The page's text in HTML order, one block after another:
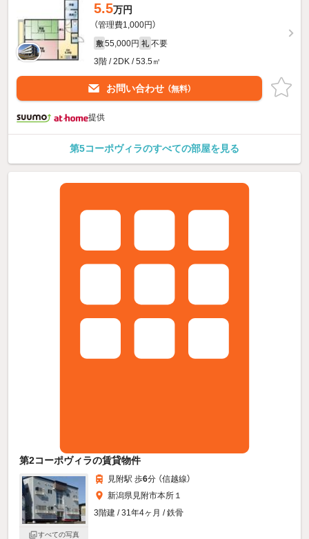
5.5万円
（管理費1,000円）
敷 55,000円 礼 不要
3階 / 2DK / 53.5㎡
お問い合わせ （無料）
提供
第5コーポヴィラのすべての部屋を見る
第2コーポヴィラの賃貸物件
すべての写真
見附駅 歩6分 （信越線）
新潟県見附市本所１
3階建 / 31年4ヶ月 / 鉄骨